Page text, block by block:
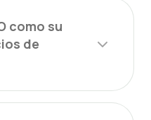
como su
de